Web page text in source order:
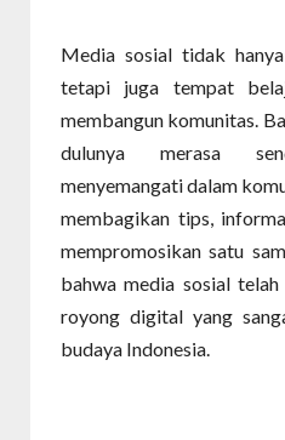
Media sosial tidak
tetapi juga tempat
membangun komunitas.
dulunya merasa
menyemangati dalam
membagikan tips,
mempromosikan satu
bahwa media sosial
royong digital yang
budaya Indonesia.